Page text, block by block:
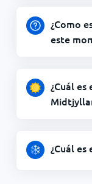
¿Como
este
¿Cuál
¿Cuál